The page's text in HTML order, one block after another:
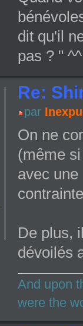
dit qu'il
pas ? "
Re:
par
On ne
(même
avec
De plus,
dévoilés
And upon
were the